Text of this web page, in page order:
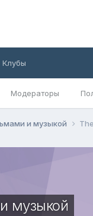
Модераторы
Клубы
и музыкой
музыкой